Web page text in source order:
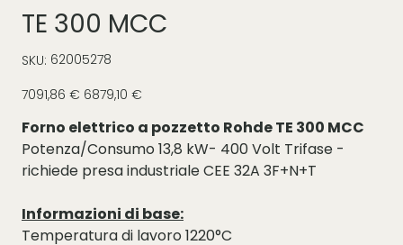
TE 300 MCC
SKU: SKU
62005278
62005278
Prezzo
originale
7091,86 € Prezzo
scontato
6879,10 €
Forno elettrico a pozzetto Rohde TE 300 MCC
Potenza/Consumo 13,8 kW- 400 Volt Trifase -
richiede presa industriale CEE 32A 3F+N+T
Informazioni di base:
Temperatura di lavoro 1220°C